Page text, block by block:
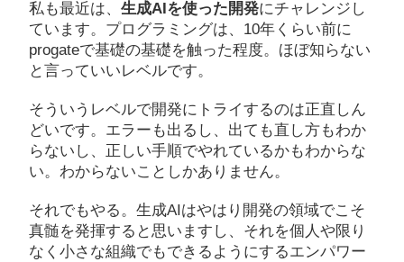
私も最近は、生成AIを使った開発にチャレンジし
ています。プログラミングは、10年くらい前に
progateで基礎の基礎を触った程度。ほぼ知らない
と言っていいレベルです。
そういうレベルで開発にトライするのは正直しん
どいです。エラーも出るし、出ても直し方もわか
らないし、正しい手順でやれているかもわからな
い。わからないことしかありません。
それでもやる。生成AIはやはり開発の領域でこそ
真髄を発揮すると思いますし、それを個人や限り
なく小さな組織でもできるようにするエンパワー